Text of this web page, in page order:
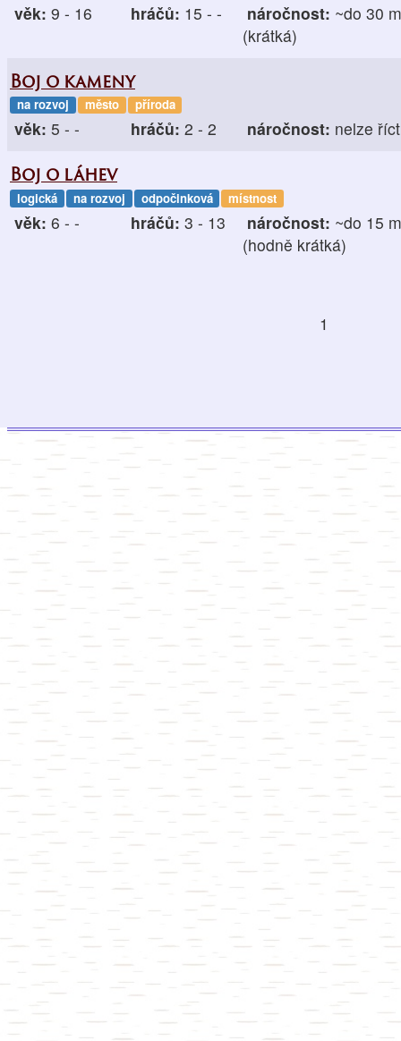
věk: 9 - 16 hráčů: 15 - - náročnost: ~do 30
(krátká)
Boj o kameny
na rozvoj město příroda
věk: 5 - - hráčů: 2 - 2 náročnost: nelze říct
Boj o láhev
logická na rozvoj odpočinková místnost
věk: 6 - - hráčů: 3 - 13 náročnost: ~do 15
(hodně krátká)
1